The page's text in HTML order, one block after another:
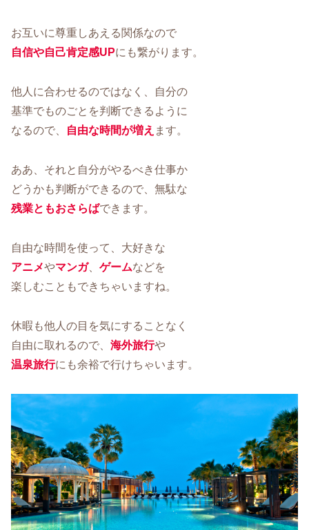
お互いに尊重しあえる関係なので
自信や自己肯定感UPにも繋がります。
他人に合わせるのではなく、自分の
基準でものごとを判断できるように
なるので、
自由な時間が増え ます。
ああ、それと自分がやるべき仕事か
どうかも判断ができるので、無駄な
残業ともおさらばできます。
自由な時間を使って、大好きな
アニメやマンガ、 ゲームなどを
楽しむこともできちゃいますね。
休暇も他人の目を気にすることなく
自由に取れるので、 海外旅行や
温泉旅行にも余裕で行けちゃいます。